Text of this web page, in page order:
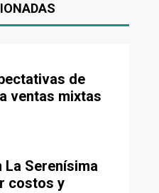
de
ventas mixtas
La Serenísima
costos y